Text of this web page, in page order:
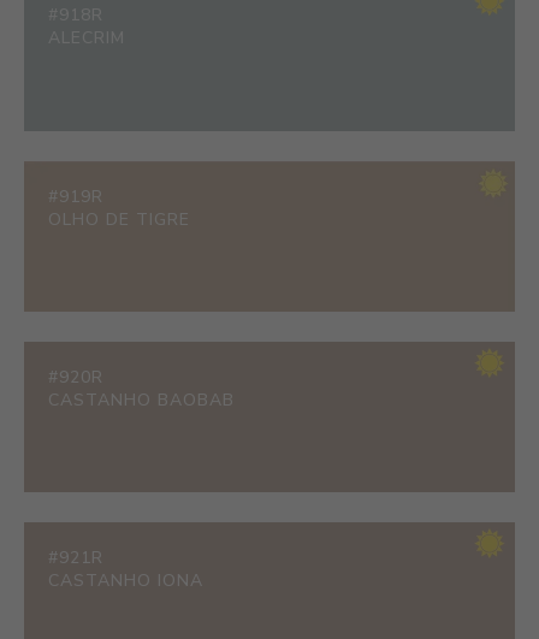
#919R
OLHO DE TIGRE
#920R
CASTANHO BAOBAB
#921R
CASTANHO IONA